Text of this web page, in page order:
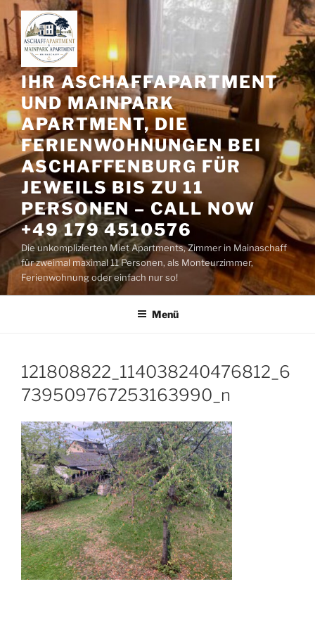
Zum
Inhalt
springen
IHR ASCHAFFAPARTMENT
UND MAINPARK
APARTMENT, DIE
FERIENWOHNUNGEN BEI
ASCHAFFENBURG FÜR
JEWEILS BIS ZU 11
PERSONEN – CALL NOW
+49 179 4510576
Die unkomplizierten Miet Apartments, Zimmer in Mainaschaff
für zweimal maximal 11 Personen, als Monteurzimmer,
Ferienwohnung oder einfach nur so!
Menü
121808822_114038240476812_6
739509767253163990_n